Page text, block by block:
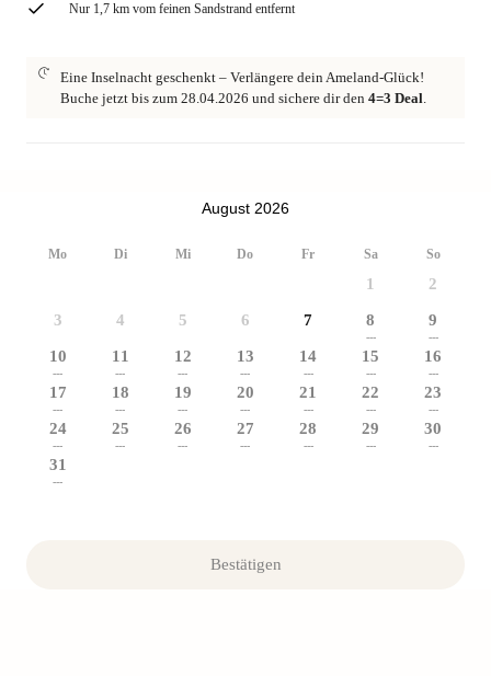
Nur 1,7 km vom feinen Sandstrand entfernt
Eine Inselnacht geschenkt – Verlängere dein Ameland-Glück!
Buche jetzt bis zum 28.04.2026 und sichere dir den 4=3 Deal.
August 2026
Mo Di Mi Do Fr Sa So
1 2
3 4 5 6 7 8
---
9
---
10
---
11
---
12
---
13
---
14
---
15
---
16
---
17
---
18
---
19
---
20
---
21
---
22
---
23
---
24
---
25
---
26
---
27
---
28
---
29
---
30
---
31
---
Bestätigen